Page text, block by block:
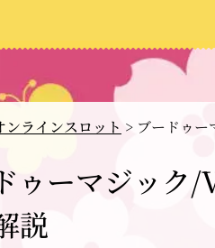
ンラインスロット > ブードゥ
ゥーマジック
説